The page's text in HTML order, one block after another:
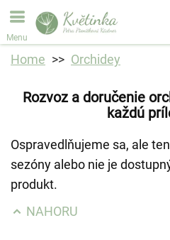
Objednávky prijímame
Najskorší možný termín
dôvodu
Menu
Home Orchidey
Rozvoz a doručenie
každú
Ospravedlňujeme sa, ale
sezóny alebo nie je
produkt.
NAHORU